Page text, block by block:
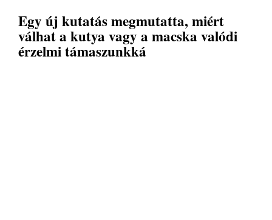
Egy új kutatás megmutatta, miért
válhat a kutya vagy a macska valódi
érzelmi támaszunkká